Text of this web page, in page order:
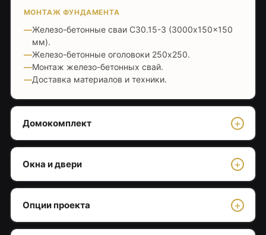
МОНТАЖ ФУНДАМЕНТА
Железо-бетонные сваи С30.15-3 (3000x150x150
мм).
Железо-бетонные оголовоки 250x250.
Монтаж железо-бетонных свай.
Доставка материалов и техники.
Домокомплект +
мм сдвоенным).
Гидроизоляция СИП панелей мастикой с наружной
стороны.
Окна и двери +
стеклопакет, 5-ти камерный профиль. Цвет
Опции проекта +